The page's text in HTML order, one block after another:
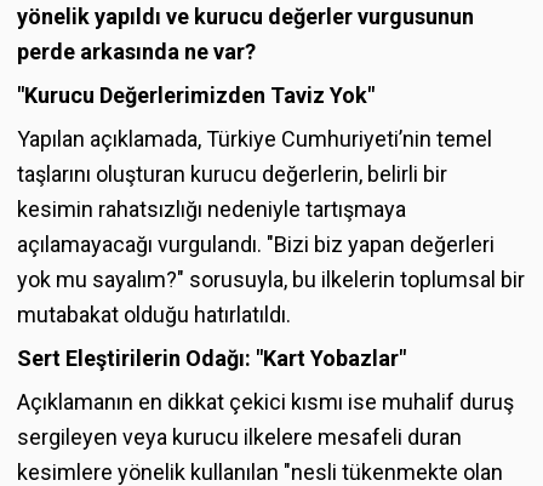
yönelik yapıldı ve kurucu değerler vurgusunun
perde arkasında ne var?
"Kurucu Değerlerimizden Taviz Yok"
Yapılan açıklamada, Türkiye Cumhuriyeti’nin temel
taşlarını oluşturan kurucu değerlerin, belirli bir
kesimin rahatsızlığı nedeniyle tartışmaya
açılamayacağı vurgulandı. "Bizi biz yapan değerleri
yok mu sayalım?" sorusuyla, bu ilkelerin toplumsal bir
mutabakat olduğu hatırlatıldı.
Sert Eleştirilerin Odağı: "Kart Yobazlar"
Açıklamanın en dikkat çekici kısmı ise muhalif duruş
sergileyen veya kurucu ilkelere mesafeli duran
kesimlere yönelik kullanılan "nesli tükenmekte olan